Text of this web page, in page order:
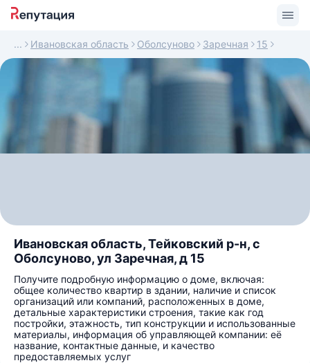
Ивановская область Оболсуново Заречная 15
Ивановская область, Тейковский р-н, с
Оболсуново, ул Заречная, д 15
Получите подробную информацию о доме, включая:
общее количество квартир в здании, наличие и список
организаций или компаний, расположенных в доме,
детальные характеристики строения, такие как год
постройки, этажность, тип конструкции и использованные
материалы, информация об управляющей компании: её
название, контактные данные, и качество
предоставляемых услуг